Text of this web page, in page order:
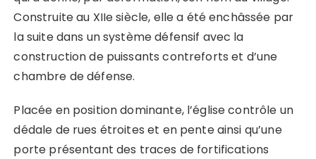
Construite au XIIe siècle, elle a été enchâssée par
la suite dans un système défensif avec la
construction de puissants contreforts et d’une
chambre de défense.
Placée en position dominante, l’église contrôle un
dédale de rues étroites et en pente ainsi qu’une
porte présentant des traces de fortifications